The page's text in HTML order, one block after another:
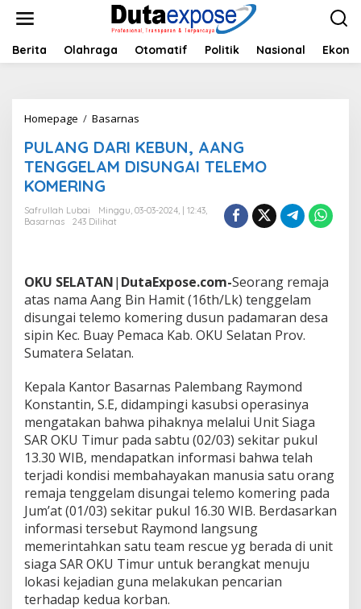
t
Berita Olahraga Otomatif Politik Nasional
Homepage / Basarnas
L
A
N
D
E
U
N
,
G
T
E
N
G
G
E
L
A
M
D
I
S
U
N
PULANG DARI KEBUN, AANG
TENGGELAM DISUNGAI TELEMO
KOMERING
Safrullah Lubai
Minggu, 03-03-2024, | 12:43,
Basarnas
243 Dilihat
OKU SELATAN| DutaExpose.com-Seorang remaja
atas nama Aang Bin Hamit (16th/Lk) tenggelam
disungai telemo komering dusun padamaran desa
sipin Kec. Buay Pemaca Kab. OKU Selatan Prov.
Sumatera Selatan.
Kepala Kantor Basarnas Palembang Raymond
Konstantin, S.E, didampingi kasubsi operasinya
mengatakan bahwa pihaknya melalui Unit Siaga
SAR OKU Timur pada sabtu (02/03) sekitar pukul
13.30 WIB, mendapatkan informasi bahwa telah
terjadi kondisi membahayakan manusia satu orang
remaja tenggelam disungai telemo komering pada
Jum’at (01/03) sekitar pukul 16.30 WIB. Berdasarkan
informasi tersebut Raymond langsung
memerintahkan satu team rescue yg berada di unit
siaga SAR OKU Timur untuk berangkat menuju
lokasi kejadian guna melakukan pencarian
terhadap kedua korban.